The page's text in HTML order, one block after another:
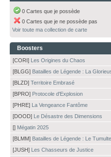
0 Cartes que je possède
0 Cartes que je ne possède pas
Voir toute ma collection de carte
Boosters
[CORI] Les Origines du Chaos
[BLGG] Batailles de Légende : La
[BLZD] Territoire Embrasé
[BPRO] Protocole d'Explosion
[PHRE] La Vengeance Fantôme
[DOOD] Le Désastre des Dimensions
[] Mégatin 2025
[BLMM] Batailles de Légende : Le
[JUSH] Les Chasseurs de Justice